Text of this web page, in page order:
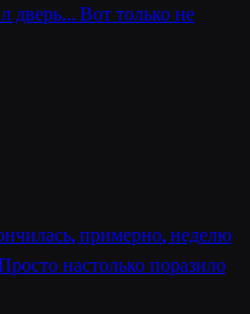
дверь... Вот только не
примерно, неделю
настолько поразило